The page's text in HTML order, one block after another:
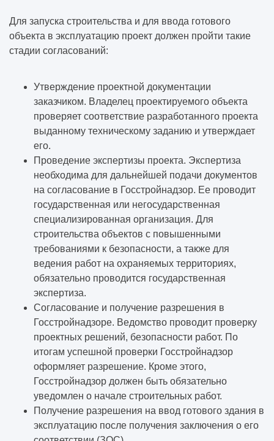
Для запуска строительства и для ввода готового
объекта в эксплуатацию проект должен пройти такие
стадии согласований:
Утверждение проектной документации
заказчиком. Владелец проектируемого объекта
проверяет соответствие разработанного проекта
выданному техническому заданию и утверждает
его.
Проведение экспертизы проекта. Экспертиза
необходима для дальнейшей подачи документов
на согласование в Госстройнадзор. Ее проводит
государственная или негосударственная
специализированная организация. Для
строительства объектов с повышенными
требованиями к безопасности, а также для
ведения работ на охраняемых территориях,
обязательно проводится государственная
экспертиза.
Согласование и получение разрешения в
Госстройнадзоре. Ведомство проводит проверку
проектных решений, безопасности работ. По
итогам успешной проверки Госстройнадзор
оформляет разрешение. Кроме этого,
Госстройнадзор должен быть обязательно
уведомлен о начале строительных работ.
Получение разрешения на ввод готового здания в
эксплуатацию после получения заключения о его